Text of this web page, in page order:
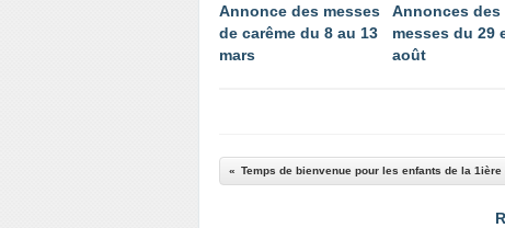
Annonce des messes
de carême du 8 au 13
mars
Annonces des
messes du 29
août